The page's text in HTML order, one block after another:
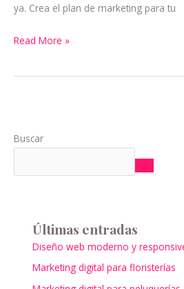
ya. Crea el plan de marketing para tu
Read More »
Buscar
Últimas entradas
Diseño web moderno y
Marketing digital para floristerías